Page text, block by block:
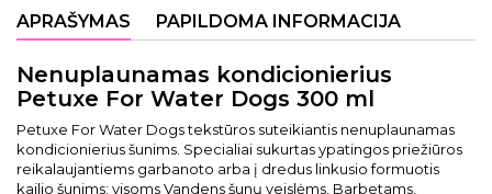
APRAŠYMAS PAPILDOMA INFORMACIJA
Nenuplaunamas kondicionierius
Petuxe For Water Dogs 300 ml
Petuxe For Water Dogs tekstūros suteikiantis nenuplaunamas
kondicionierius šunims. Specialiai sukurtas ypatingos priežiūros
reikalaujantiems garbanoto arba į dredus linkusio formuotis
kailio šunims: visoms Vandens šunų veislėms, Barbetams,